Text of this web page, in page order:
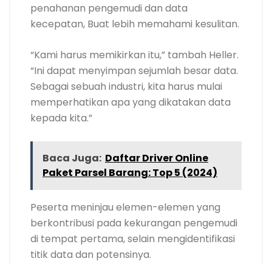
penahanan pengemudi dan data
kecepatan, Buat lebih memahami kesulitan.
“Kami harus memikirkan itu,” tambah Heller.
“Ini dapat menyimpan sejumlah besar data.
Sebagai sebuah industri, kita harus mulai
memperhatikan apa yang dikatakan data
kepada kita.”
Baca Juga: Daftar Driver Online
Paket Parsel Barang: Top 5 (2024)
Peserta meninjau elemen-elemen yang
berkontribusi pada kekurangan pengemudi
di tempat pertama, selain mengidentifikasi
titik data dan potensinya.